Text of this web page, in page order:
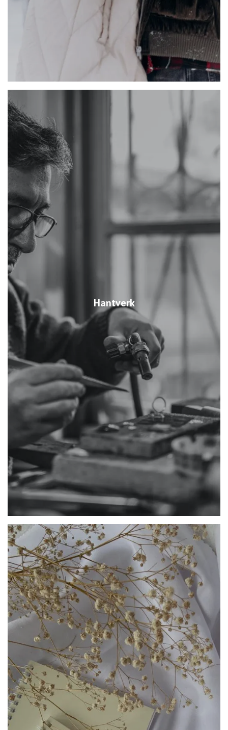
Hantverk